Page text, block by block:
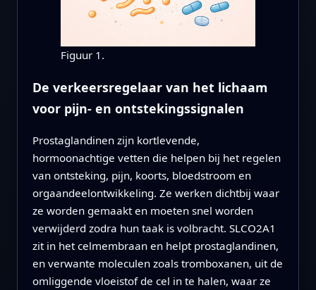
Figuur 1.
De verkeersregelaar van het lichaam
voor pijn- en ontstekingssignalen
Prostaglandinen zijn kortlevende,
hormoonachtige vetten die helpen bij het regelen
van ontsteking, pijn, koorts, bloedstroom en
orgaandeelontwikkeling. Ze werken dichtbij waar
ze worden gemaakt en moeten snel worden
verwijderd zodra hun taak is volbracht. SLCO2A1
zit in het celmembraan en helpt prostaglandinen,
en verwante moleculen zoals tromboxanen, uit de
omliggende vloeistof de cel in te halen, waar ze